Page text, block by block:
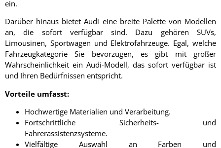
ein.
Darüber hinaus bietet Audi eine breite Palette von Modellen
an, die sofort verfügbar sind. Dazu gehören SUVs,
Limousinen, Sportwagen und Elektrofahrzeuge. Egal, welche
Fahrzeugkategorie Sie bevorzugen, es gibt mit großer
Wahrscheinlichkeit ein Audi-Modell, das sofort verfügbar ist
und Ihren Bedürfnissen entspricht.
Vorteile umfasst:
Hochwertige Materialien und Verarbeitung.
Fortschrittliche Sicherheits- und
Fahrerassistenzsysteme.
Vielfältige Auswahl an Farben und